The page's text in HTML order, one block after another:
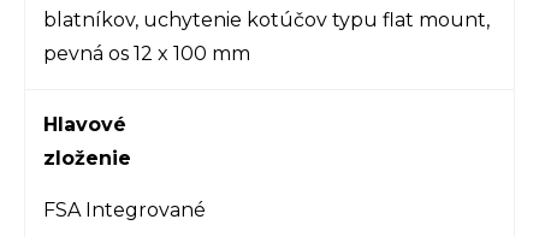
blatníkov, uchytenie kotúčov typu flat mount,
pevná os 12 x 100 mm
Hlavové
zloženie
FSA Integrované